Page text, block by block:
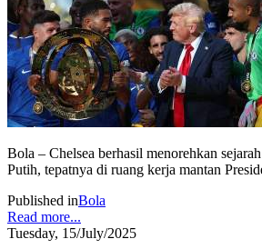
Bola – Chelsea berhasil menorehkan
Putih, tepatnya di ruang kerja mantan
Published inBola
Read more...
Tuesday, 15/July/2025